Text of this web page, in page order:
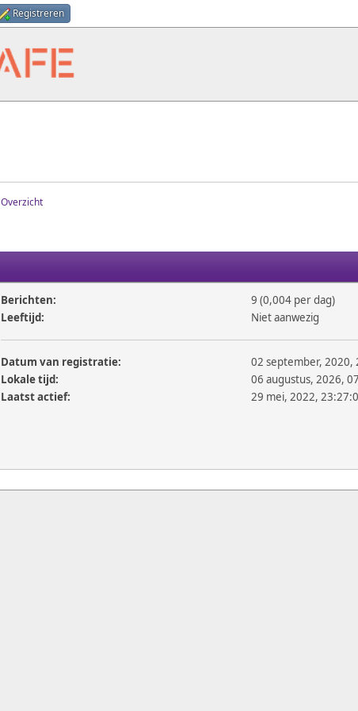
Registreren
Overzicht
Berichten:
9 (0,004 per dag)
Leeftijd:
Niet aanwezig
Datum van registratie:
02 september, 2020,
Lokale tijd:
06 augustus, 2026,
Laatst actief:
29 mei, 2022,